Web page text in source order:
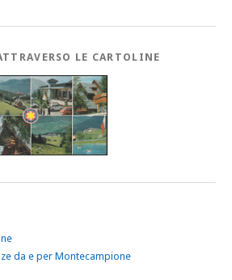
LE CARTOLINE
da e per Montecampione